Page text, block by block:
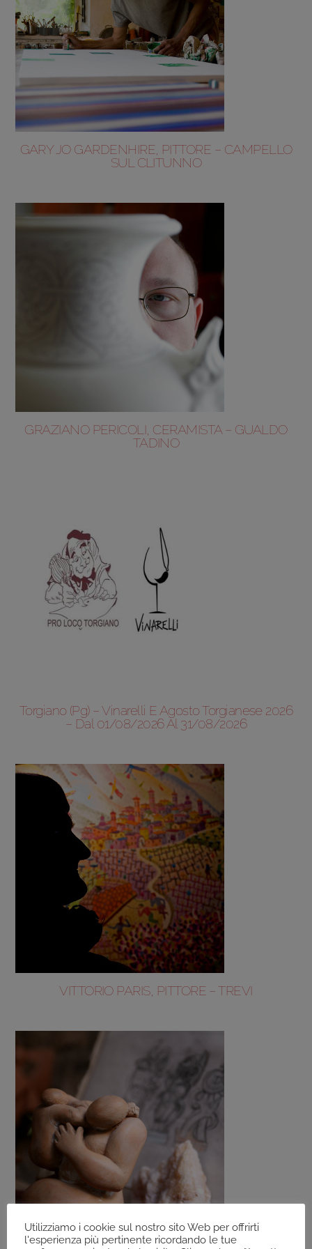
GARY JO GARDENHIRE, PITTORE – CAMPELLO
SUL CLITUNNO
GRAZIANO PERICOLI, CERAMISTA – GUALDO
TADINO
Torgiano (Pg) – Vinarelli E Agosto Torgianese 2026
– Dal 01/08/2026 Al 31/08/2026
VITTORIO PARIS, PITTORE – TREVI
Utilizziamo i cookie sul nostro sito Web per offrirti
l'esperienza più pertinente ricordando le tue